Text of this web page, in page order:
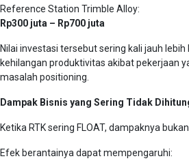
Reference Station Trimble Alloy:
Rp300 juta – Rp700 juta
Nilai investasi tersebut sering kali jauh lebih
kehilangan produktivitas akibat pekerjaan
masalah positioning.
Dampak Bisnis yang Sering Tidak
Ketika RTK sering FLOAT, dampaknya
Efek berantainya dapat mempengaruhi: